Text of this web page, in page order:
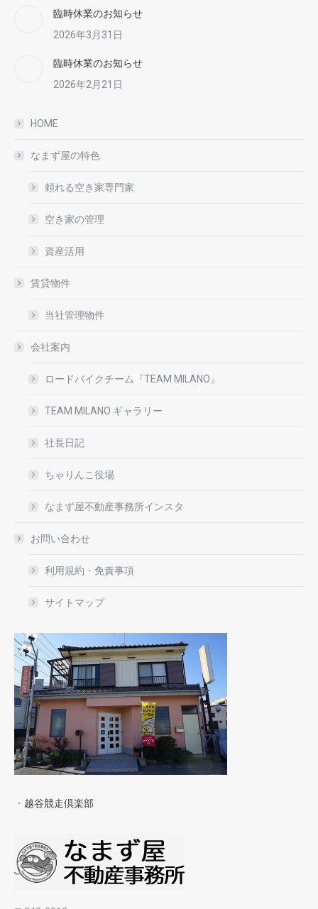
臨時休業のお知らせ
2026年3月31日
臨時休業のお知らせ
2026年2月21日
HOME
なまず屋の特色
頼れる空き家専門家
空き家の管理
資産活用
賃貸物件
当社管理物件
会社案内
ロードバイクチーム『TEAM MILANO』
TEAM MILANO ギャラリー
社長日記
ちゃりんこ役場
なまず屋不動産事務所インスタ
お問い合わせ
利用規約・免責事項
サイトマップ
・ 越谷競走倶楽部